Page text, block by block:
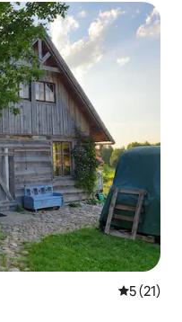
plus aimés
Note
5 (21)